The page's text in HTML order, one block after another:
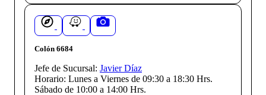
Colón 6684
Jefe de Sucursal: Javier Díaz
Horario: Lunes a Viernes de 09:30 a 18:30 Hrs.
Sábado de 10:00 a 14:00 Hrs.